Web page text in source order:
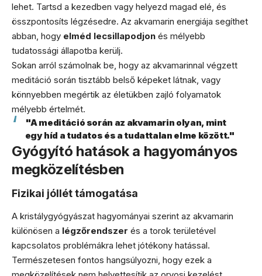
lehet. Tartsd a kezedben vagy helyezd magad elé, és
összpontosíts légzésedre. Az akvamarin energiája segíthet
abban, hogy elméd lecsillapodjon és mélyebb
tudatossági állapotba kerülj.
Sokan arról számolnak be, hogy az akvamarinnal végzett
meditáció során tisztább belső képeket látnak, vagy
könnyebben megértik az életükben zajló folyamatok
mélyebb értelmét.
"A meditáció során az akvamarin olyan, mint
egy híd a tudatos és a tudattalan elme között."
Gyógyító hatások a hagyományos
megközelítésben
Fizikai jóllét támogatása
A kristálygyógyászat hagyományai szerint az akvamarin
különösen a légzőrendszer és a torok területével
kapcsolatos problémákra lehet jótékony hatással.
Természetesen fontos hangsúlyozni, hogy ezek a